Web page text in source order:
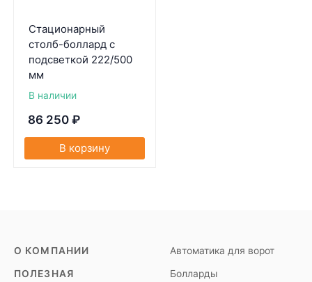
Cтационарный
столб-боллард с
подсветкой 222/500
мм
В наличии
86 250 ₽
В корзину
О КОМПАНИИ
ПОЛЕЗНАЯ
Автоматика для ворот
Болларды